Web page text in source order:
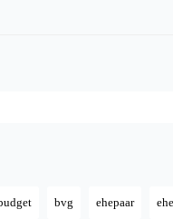
bvg ehepaar